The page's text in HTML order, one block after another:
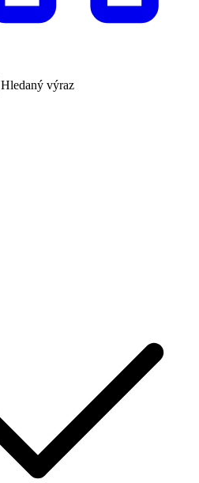
Hledaný výraz